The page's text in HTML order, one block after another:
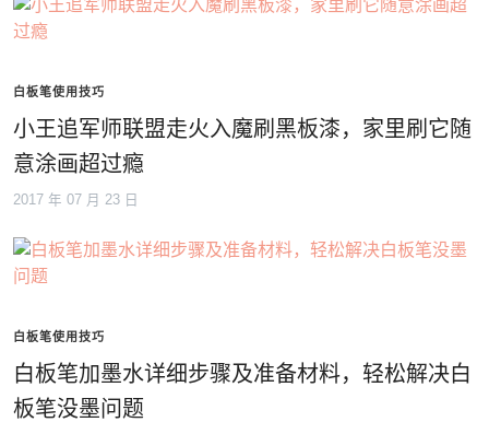
白板笔使用技巧
小王追军师联盟走火入魔刷黑板漆，家里刷它随
意涂画超过瘾
2017 年 07 月 23 日
白板笔使用技巧
白板笔加墨水详细步骤及准备材料，轻松解决白
板笔没墨问题